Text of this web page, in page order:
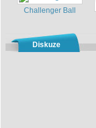
Challenger Ball
Diskuze